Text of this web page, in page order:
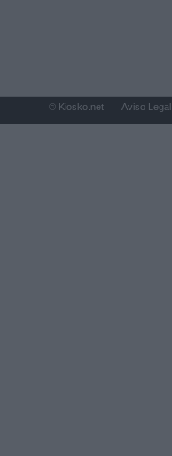
© Kiosko.net Aviso Legal